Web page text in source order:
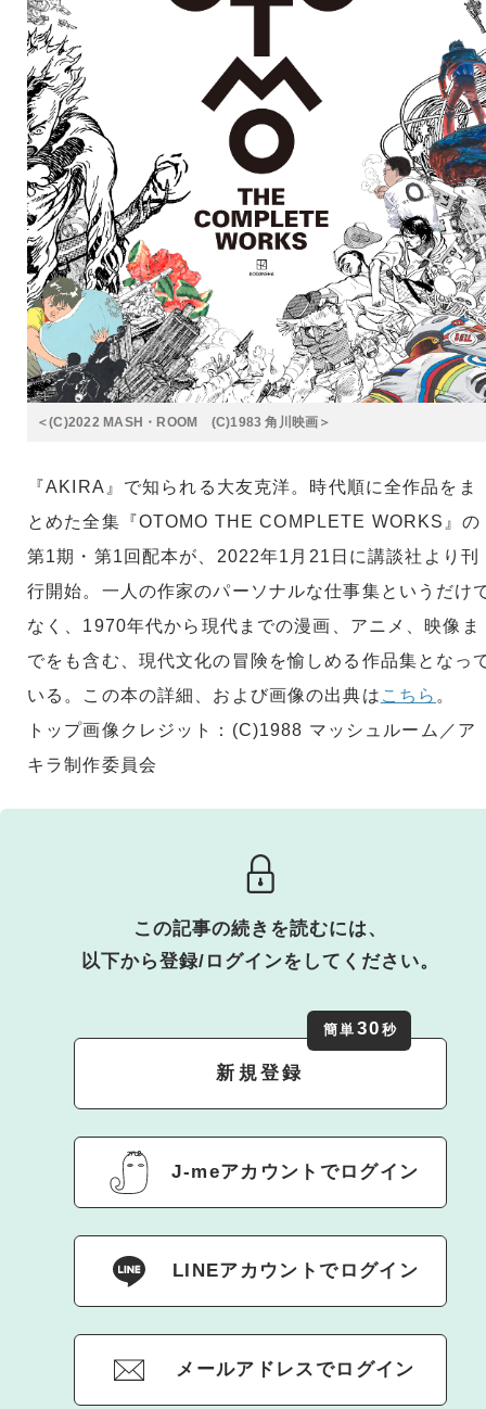
＜(C)2022 MASH・ROOM (C)1983 角川映画＞
『AKIRA』で知られる大友克洋。時代順に全作品をま
とめた全集『OTOMO THE COMPLETE WORKS』の
第1期・第1回配本が、2022年1月21日に講談社より刊
行開始。一人の作家のパーソナルな仕事集というだけ
なく、1970年代から現代までの漫画、アニメ、映像ま
でをも含む、現代文化の冒険を愉しめる作品集となっ
いる。この本の詳細、および画像の出典は こちら 。
トップ画像クレジット：(C)1988 マッシュルーム／ア
キラ制作委員会
この記事の続きを読むには、
以下から登録/ログインをしてください。
新規登録
簡単 30 秒
J-meアカウントでログイン
LINEアカウントでログイン
メールアドレスでログイン